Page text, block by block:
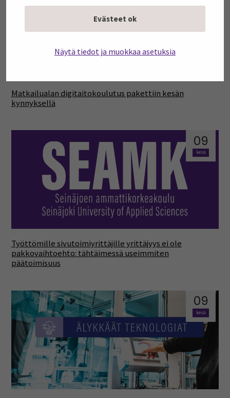
Evästeet ok
Näytä tiedot ja muokkaa asetuksia
kesä
Matkailualan digitaitokoulutus pakettiin kesän
kynnyksellä
09
kesä
Työttömille sivutoimiyrittäjille yrittäjyys ei ole
pakkovaihtoehto: tähtäimessä useimmiten
päätoimisuus
09
kesä